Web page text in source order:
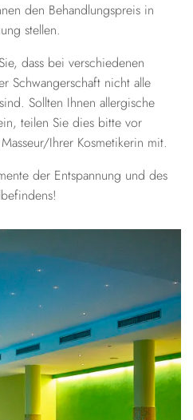
den Behandlungspreis in
stellen.
dass bei verschiedenen
Schwangerschaft nicht alle
Sollten Ihnen allergische
teilen Sie dies bitte vor
Ihrer Kosmetikerin mit.
der Entspannung und des